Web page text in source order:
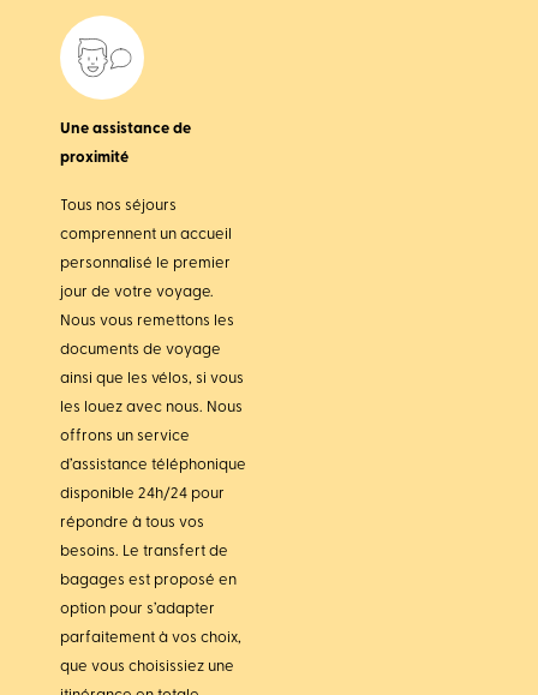
Une assistance de
proximité
Tous nos séjours
comprennent un accueil
personnalisé le premier
jour de votre voyage.
Nous vous remettons les
documents de voyage
ainsi que les vélos, si vous
les louez avec nous. Nous
offrons un service
d’assistance téléphonique
disponible 24h/24 pour
répondre à tous vos
besoins. Le transfert de
bagages est proposé en
option pour s’adapter
parfaitement à vos choix,
que vous choisissiez une